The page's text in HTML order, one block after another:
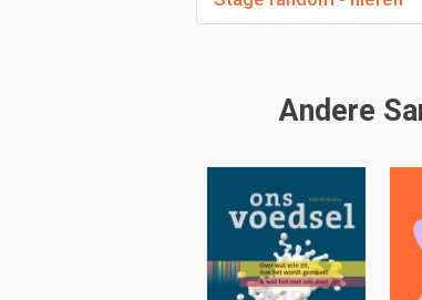
onderzoeker
Wat wordt
X-as:
Om
Andere